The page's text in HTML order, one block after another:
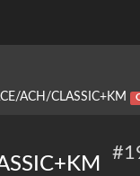
ACH/CLASSIC+KM